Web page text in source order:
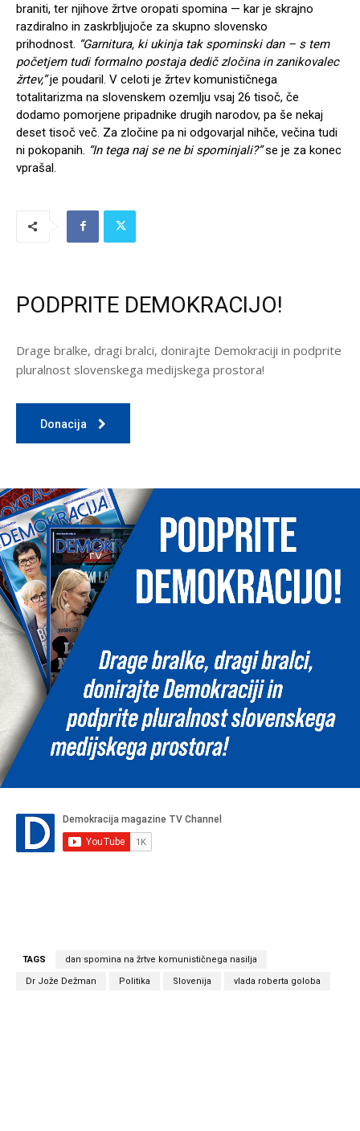
braniti, ter njihove žrtve oropati spomina — kar je skrajno
razdiralno in zaskrbljujoče za skupno slovensko
prihodnost. “Garnitura, ki ukinja tak spominski dan – s tem
početjem tudi formalno postaja dedič zločina in zanikovalec
žrtev,”je poudaril. V celoti je žrtev komunističnega
totalitarizma na slovenskem ozemlju vsaj 26 tisoč, če
dodamo pomorjene pripadnike drugih narodov, pa še nekaj
deset tisoč več. Za zločine pa ni odgovarjal nihče, večina tudi
ni pokopanih. “In tega naj se ne bi spominjali?”se je za konec
vprašal.
PODPRITE DEMOKRACIJO!
Drage bralke, dragi bralci, donirajte Demokraciji in podprite
pluralnost slovenskega medijskega prostora!
Donacija
TAGS dan spomina na žrtve komunističnega nasilja
Dr Jože Dežman Politika Slovenija vlada roberta goloba